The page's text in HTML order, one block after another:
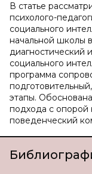
В статье
психолого-
социального
начальной школы
диагностический
социального
программа
этапы.
подхода с опорой
поведенческий